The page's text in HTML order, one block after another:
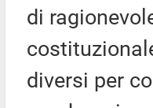
di
diversi per